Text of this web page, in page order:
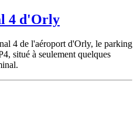
4 d'Orly
4 de l'aéroport d'Orly, le parking
situé à seulement quelques